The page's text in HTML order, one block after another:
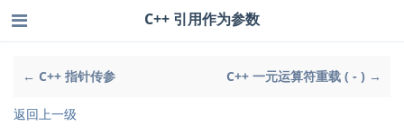
← C++ 指针传参 C++ 一元运算符重载 ( - ) →
C++ 引用作为参数
返回上一级